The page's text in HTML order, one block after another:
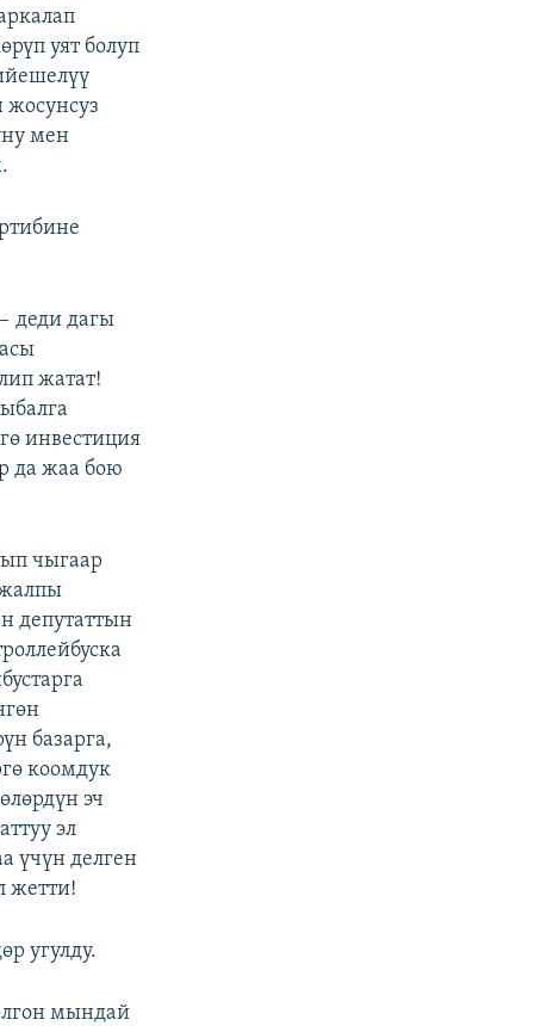
уят болуп
мен
деди дагы
жатат!
инвестиция
да жаа бою
чыгаар
депутаттын
базарга,
коомдук
эч
эл
үчүн делген
жетти!
угулду.
мындай